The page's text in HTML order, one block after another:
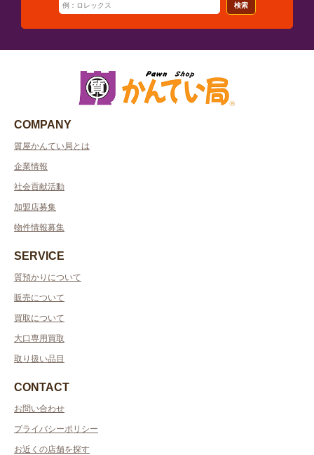
検索
COMPANY
質屋かんてい局とは
企業情報
社会貢献活動
加盟店募集
物件情報募集
SERVICE
質預かりについて
販売について
買取について
大口専用買取
取り扱い品目
CONTACT
お問い合わせ
プライバシーポリシー
お近くの店舗を探す